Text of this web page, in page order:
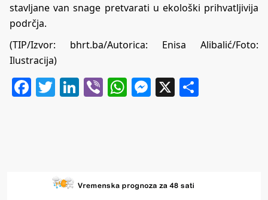
stavljane van snage pretvarati u ekološki prihvatljivija
podrčja.
(TIP/Izvor: bhrt.ba/Autorica: Enisa Alibalić/Foto:
Ilustracija)
Facebook
Twitter
LinkedIn
ViberWhatsApp
Messenger
X